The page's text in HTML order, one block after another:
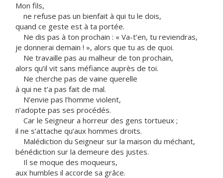
Mon fils,
ne refuse pas un bienfait à qui tu le dois,
quand ce geste est à ta portée.
Ne dis pas à ton prochain : « Va-t’en, tu reviendras,
je donnerai demain ! », alors que tu as de quoi.
Ne travaille pas au malheur de ton prochain,
alors qu’il vit sans méfiance auprès de toi.
Ne cherche pas de vaine querelle
à qui ne t’a pas fait de mal.
N’envie pas l’homme violent,
n’adopte pas ses procédés.
Car le Seigneur a horreur des gens tortueux ;
il ne s’attache qu’aux hommes droits.
Malédiction du Seigneur sur la maison du méchant,
bénédiction sur la demeure des justes.
Il se moque des moqueurs,
aux humbles il accorde sa grâce.